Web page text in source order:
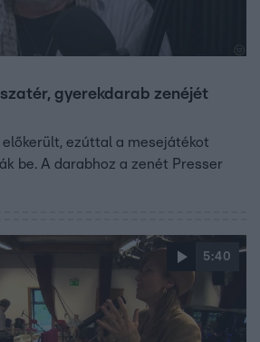
gyerekdarab zenéjét
ezúttal a mesejátékot
be. A darabhoz a zenét Presser
5:40